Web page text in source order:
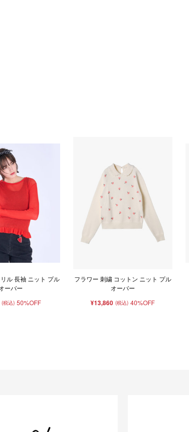
ル 長袖 ニット プル
ーバー
(税込) 50%OFF
フラワー 刺繍 コットン ニット プル
オーバー
¥13,860 (税込) 40%OFF